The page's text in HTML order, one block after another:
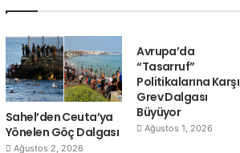
Sahel’den Ceuta’ya
Yönelen Göç Dalgası
Ağustos 2, 2026
Avrupa’da
“Tasarruf”
Politikalarına Karşı
Grev Dalgası
Büyüyor
Ağustos 1, 2026